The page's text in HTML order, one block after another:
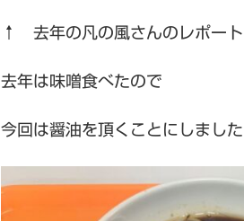
↑ 去年の凡の風さんのレポー
去年は味噌食べたので
今回は醤油を頂くことにしまし